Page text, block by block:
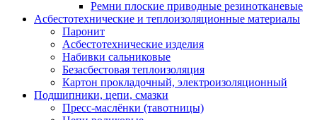
Ремни плоские приводные резинотканевые
Асбестотехнические и теплоизоляционные материалы
Паронит
Асбестотехнические изделия
Набивки сальниковые
Безасбестовая теплоизоляция
Картон прокладочный, электроизоляционный
Подшипники, цепи, смазки
Пресс-маслёнки (тавотницы)